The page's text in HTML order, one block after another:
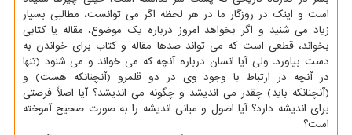
است و اینک در روزگار ما در هر لحظه اگر می توانست، مطالبی بسیار
زیاد می شنید و اگر بخواهد امروز درباره یک موضوع، مقاله یا کتابی
بخواند، قطعی است که می تواند صدها مقاله و کتاب برای خواندن به
دست بیاورد. ولی آیا انسان درباره آنچه که می خواند و می شنود (تنها
در آنچه در ارتباط با وجود وی در دو قلمرو (آنچنانکه هست) و
(آنچنانکه باید) چقدر می اندیشد و چگونه می اندیشد؟ آیا اصلاً فرصتی
برای اندیشه دارد؟ آیا اصول و مبانی اندیشه را به صورت صحیح آموخته
است؟